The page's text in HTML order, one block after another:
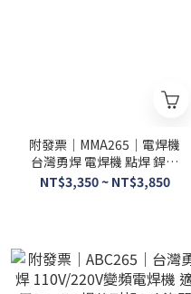
附發票｜MMA265｜電焊機
台灣勇焊 電焊機 點焊 銲接
數顯 適用
NT$3,350 ~ NT$3,850